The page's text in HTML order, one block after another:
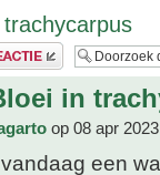
trachycarpus
in
op 08 apr
een